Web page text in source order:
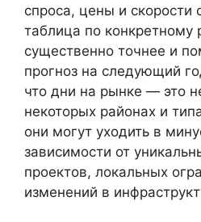
спроса, цены и скорости
таблица по конкретному
существенно точнее и
прогноз на следующий
что дни на рынке — это
некоторых районах и
они могут уходить в
зависимости от
проектов, локальных
изменений в